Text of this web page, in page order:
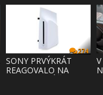
274
SONY PRVÝKRÁT
REAGOVALO NA